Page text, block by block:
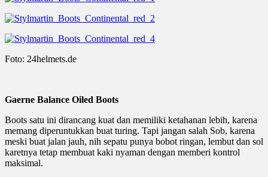
Foto: 24helmets.de
Gaerne Balance Oiled Boots
Boots satu ini dirancang kuat dan memiliki ketahanan lebih, karena
memang diperuntukkan buat turing. Tapi jangan salah Sob, karena
meski buat jalan jauh, nih sepatu punya bobot ringan, lembut dan sol
karetnya tetap membuat kaki nyaman dengan memberi kontrol
maksimal.